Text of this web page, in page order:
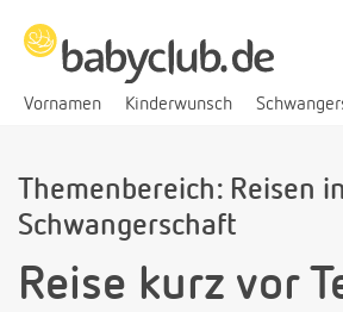
Vornamen Kinderwunsch
Themenbereich: Reisen
Schwangerschaft
Reise kurz vor